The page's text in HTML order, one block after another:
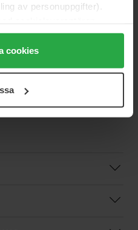
av personuppgifter).
cookies" accepterar du
"Detaljer" kan anpassa
kan när som helst återkalla
cookies
trendy, porady i